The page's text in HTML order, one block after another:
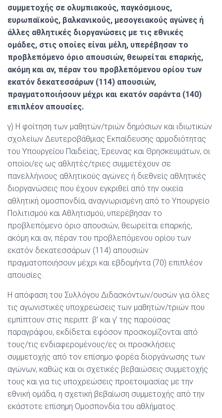
συμμετοχής σε ολυμπιακούς, παγκόσμιους,
ευρωπαϊκούς, βαλκανικούς, μεσογειακούς αγώνες ή
άλλες αθλητικές διοργανώσεις με τις εθνικές
ομάδες, στις οποίες είναι μέλη, υπερέβησαν το
προβλεπόμενο όριο απουσιών, θεωρείται επαρκής,
ακόμη και αν, πέραν του προβλεπόμενου ορίου των
εκατόν δεκατεσσάρων (114) απουσιών,
πραγματοποιήσουν μέχρι και εκατόν σαράντα (140)
επιπλέον απουσίες.
γ) Η φοίτηση των μαθητών/τριών δημόσιων και ιδιωτικών
σχολείων Δευτεροβάθμιας Εκπαίδευσης αρμοδιότητας
του Υπουργείου Παιδείας, Έρευνας και Θρησκευμάτων, οι
οποίοι/ες ως αθλητές/τριες συμμετέχουν σε
πανελλήνιους αθλητικούς αγώνες ή διεθνείς αθλητικές
διοργανώσεις που έχουν εγκριθεί από την οικεία
αθλητική ομοσπονδία, αναγνωρισμένη από το Υπουργείο
Πολιτισμού και Αθλητισμού, υπερέβησαν το
προβλεπόμενο όριο απουσιών, θεωρείται επαρκής,
ακόμη και αν, πέραν του προβλεπόμενου ορίου των
εκατόν δεκατεσσάρων (114) απουσιών
πραγματοποιήσουν μέχρι και εβδομήντα (70) επιπλέον
απουσίες.
Η απόφαση του Συλλόγου Διδασκόντων/ουσών για όλες
τις αγωνιστικές υποχρεώσεις των μαθητών/τριών που
εμπίπτουν στις περιπτ. β’ και γ’ της παρούσας
παραγράφου, εκδίδεται εφόσον προσκομίζονται από
τους/τις ενδιαφερομένους/ες οι προσκλήσεις
συμμετοχής από τον επίσημο φορέα διοργάνωσης των
αγώνων, καθώς και οι σχετικές βεβαιώσεις συμμετοχής
τους και για τις υποχρεώσεις προετοιμασίας με την
εθνική ομάδα, η σχετική βεβαίωση συμμετοχής από την
εκάστοτε επίσημη Ομοσπονδία του αθλήματος.